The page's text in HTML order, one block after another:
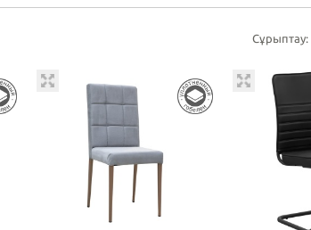
Сұрыптау: